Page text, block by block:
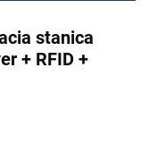
stanica
+ RFID +